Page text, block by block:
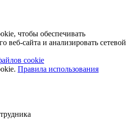
чтобы обеспечивать
веб-сайта и анализировать сетевой
cookie
Правила использования